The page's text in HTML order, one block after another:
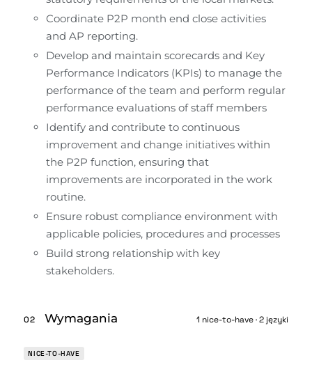
Coordinate P2P month end close activities
and AP reporting.
Develop and maintain scorecards and Key
Performance Indicators (KPIs) to manage the
performance of the team and perform regular
performance evaluations of staff members
Identify and contribute to continuous
improvement and change initiatives within
the P2P function, ensuring that
improvements are incorporated in the work
routine.
Ensure robust compliance environment with
applicable policies, procedures and processes
Build strong relationship with key
stakeholders.
02 Wymagania 1 nice-to-have · 2 języki
NICE-TO-HAVE